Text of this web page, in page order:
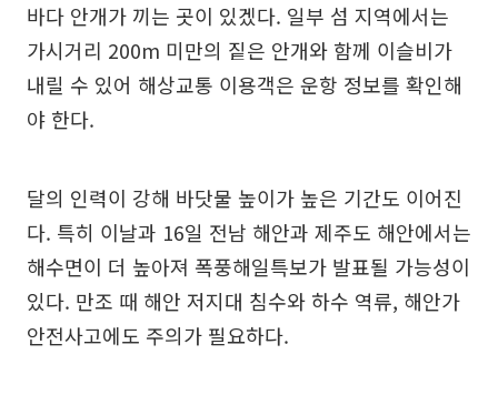
바다 안개가 끼는 곳이 있겠다. 일부 섬 지역에서는
가시거리 200m 미만의 짙은 안개와 함께 이슬비가
내릴 수 있어 해상교통 이용객은 운항 정보를 확인해
야 한다.
달의 인력이 강해 바닷물 높이가 높은 기간도 이어진
다. 특히 이날과 16일 전남 해안과 제주도 해안에서는
해수면이 더 높아져 폭풍해일특보가 발표될 가능성이
있다. 만조 때 해안 저지대 침수와 하수 역류, 해안가
안전사고에도 주의가 필요하다.